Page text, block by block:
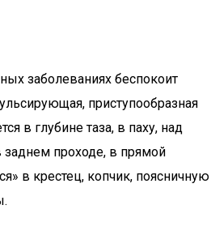
заболеваниях беспокоит
приступообразная
в глубине таза, в паху, над
проходе, в прямой
в крестец, копчик, поясничную